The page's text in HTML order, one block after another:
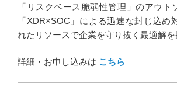
「リスクベース脆弱性管理」のアウト
「XDR×SOC」による迅速な封じ込め
れたリソースで企業を守り抜く最適解を
詳細・お申し込みは こちら